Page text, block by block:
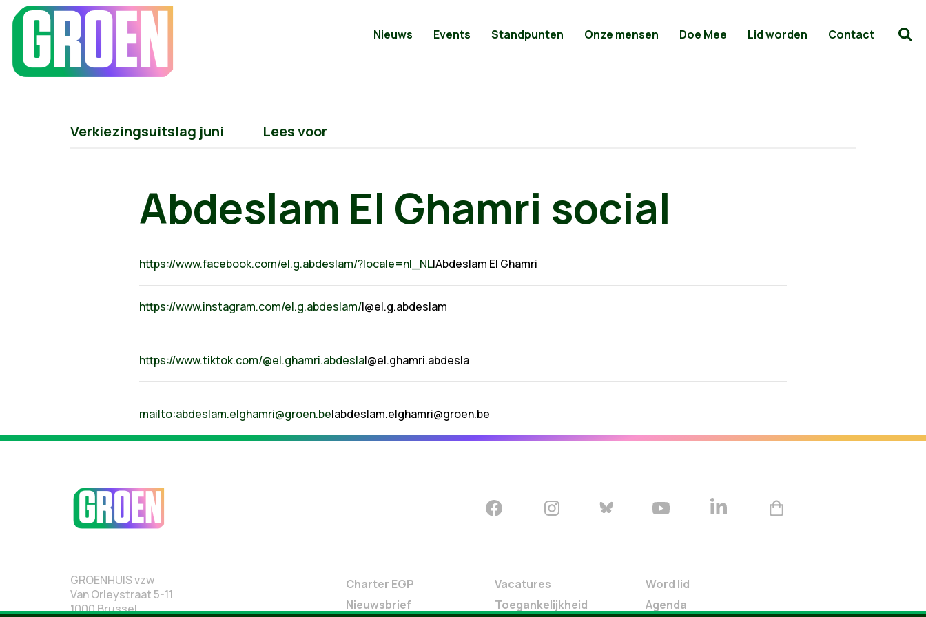
Nieuws Events Standpunten Onze mensen Doe Mee Lid worden Contact
Verkiezingsuitslag juni Lees voor
Abdeslam El Ghamri social
https://www.facebook.com/el.g.abdeslam/?locale=nl_NL|Abdeslam El Ghamri
https://www.instagram.com/el.g.abdeslam/|@el.g.abdeslam
https://www.tiktok.com/@el.ghamri.abdesla|@el.ghamri.abdesla
mailto:abdeslam.elghamri@groen.be|abdeslam.elghamri@groen.be
GROENHUIS vzw
Van Orleystraat 5-11
1000 Brussel
Charter EGP
Nieuwsbrief
Vacatures
Toegankelijkheid
Word lid
Agenda